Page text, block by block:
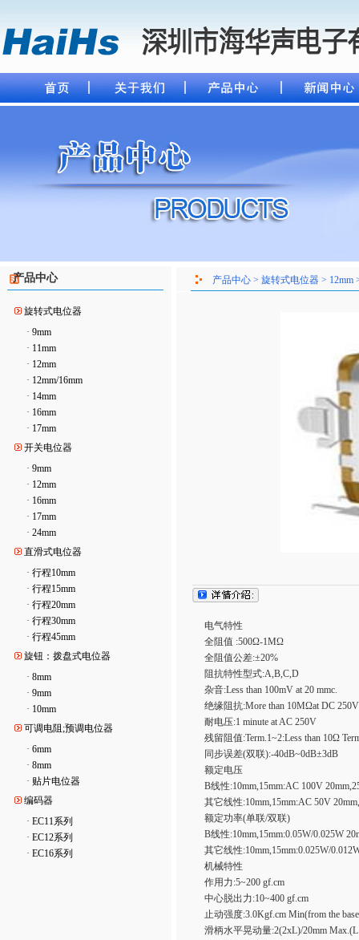
产品中心
旋转式电位器
· 9mm
· 11mm
· 12mm
· 12mm/16mm
· 14mm
· 16mm
· 17mm
开关电位器
· 9mm
· 12mm
· 16mm
· 17mm
· 24mm
直滑式电位器
· 行程10mm
· 行程15mm
· 行程20mm
· 行程30mm
· 行程45mm
旋钮：拨盘式电位器
· 8mm
· 9mm
· 10mm
可调电阻;预调电位器
· 6mm
· 8mm
· 贴片电位器
编码器
· EC11系列
· EC12系列
· EC16系列
产品中心 > 旋转式电位器 > 12mm
电气特性
全阻值 :500Ω-1MΩ
全阻值公差:±20%
阻抗特性型式:A,B,C,D
杂音:Less than 100mV at 20 mmc.
绝缘阻抗:More than 10MΩat DC 250V
耐电压:1 minute at AC 250V
残留阻值:Term.1~2:Less than 10Ω
同步误差(双联):-40dB~0dB±3dB
额定电压
B线性:10mm,15mm:AC 100V
其它线性:10mm,15mm:AC 50V
额定功率(单联/双联)
B线性:10mm,15mm:0.05W/0.025W
其它线性:10mm,15mm:0.025W/
机械特性
作用力:5~200 gf.cm
中心脱出力:10~400 gf.cm
止动强度:3.0Kgf.cm Min(from the
滑柄水平晃动量:2(2xL)/20mm